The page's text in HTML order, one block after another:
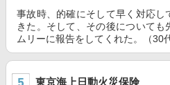
事故時、的確にそして早く対応
きた。そして、その後についても
ムリーに報告をしてくれた。（30
東京海上日動火災保険